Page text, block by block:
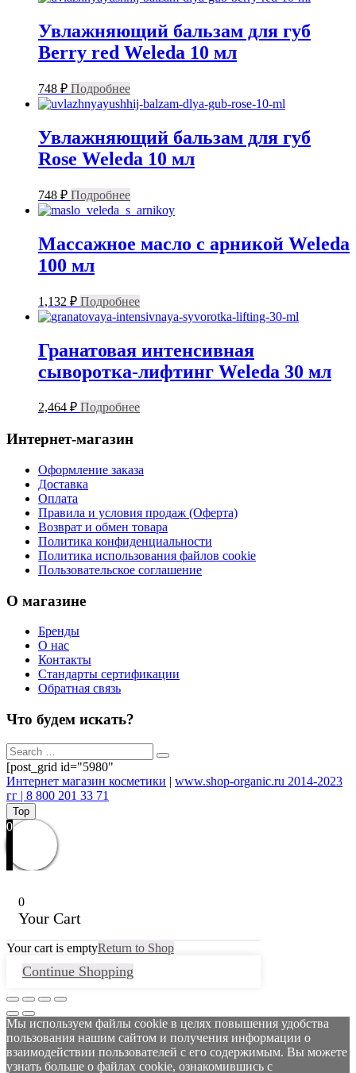
Увлажняющий бальзам для губ
Berry red Weleda 10 мл
748 ₽ Подробнее
Увлажняющий бальзам для губ
Rose Weleda 10 мл
748 ₽ Подробнее
Массажное масло с арникой Weleda
100 мл
1,132 ₽ Подробнее
Гранатовая интенсивная
сыворотка-лифтинг Weleda 30 мл
2,464 ₽ Подробнее
Интернет-магазин
Оформление заказа
Доставка
Оплата
Правила и условия продаж (Оферта)
Возврат и обмен товара
Политика конфиденциальности
Политика использования файлов cookie
Пользовательское соглашение
О магазине
Бренды
О нас
Контакты
Стандарты сертификации
Обратная связь
Что будем искать?
[post_grid id="5980"
Интернет магазин косметики | www.shop-organic.ru 2014-2023
гг | 8 800 201 33 71
Top
0
0
Your Cart
Your cart is emptyReturn to Shop
Continue Shopping
Мы используем файлы cookie в целях повышения удобства
пользования нашим сайтом и получения информации о
взаимодействии пользователей с его содержимым. Вы можете
узнать больше о файлах cookie, ознакомившись с